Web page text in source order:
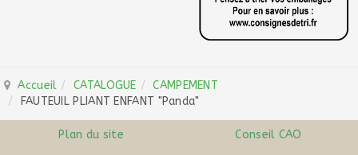
Accueil CATALOGUE
CAMPEMENT
FAUTEUIL PLIANT ENFANT "Panda"
Plan du site Conseil CAO